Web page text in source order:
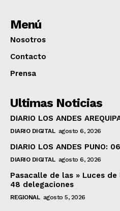
Menú
Nosotros
Contacto
Prensa
Ultimas Noticias
DIARIO LOS ANDES
DIARIO DIGITAL agosto 6, 2026
DIARIO LOS ANDES PUNO:
DIARIO DIGITAL agosto 6, 2026
Pasacalle de las » Luces
48 delegaciones
REGIONAL agosto 5, 2026